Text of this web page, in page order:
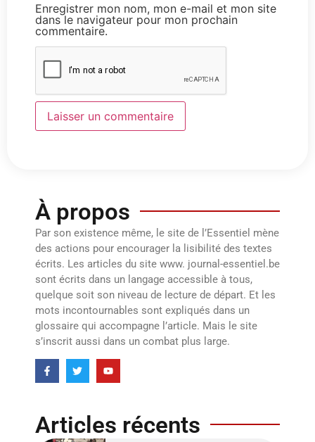
Enregistrer mon nom, mon e-mail et mon site
dans le navigateur pour mon prochain
commentaire.
À propos
Par son existence même, le site de l’Essentiel mène
des actions pour encourager la lisibilité des textes
écrits. Les articles du site www. journal-essentiel.be
sont écrits dans un langage accessible à tous,
quelque soit son niveau de lecture de départ. Et les
mots incontournables sont expliqués dans un
glossaire qui accompagne l’article. Mais le site
s’inscrit aussi dans un combat plus large.
Articles récents